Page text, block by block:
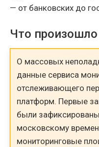
— от банковских до
Что произошло
О массовых
данные сервиса
отслеживающего
платформ. Первые
были
московскому
мониторинговые